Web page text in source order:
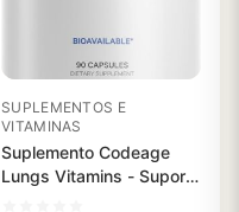
SUPLEMENTOS E
VITAMINAS
Suplemento Codeage
Lungs Vitamins - Suporte